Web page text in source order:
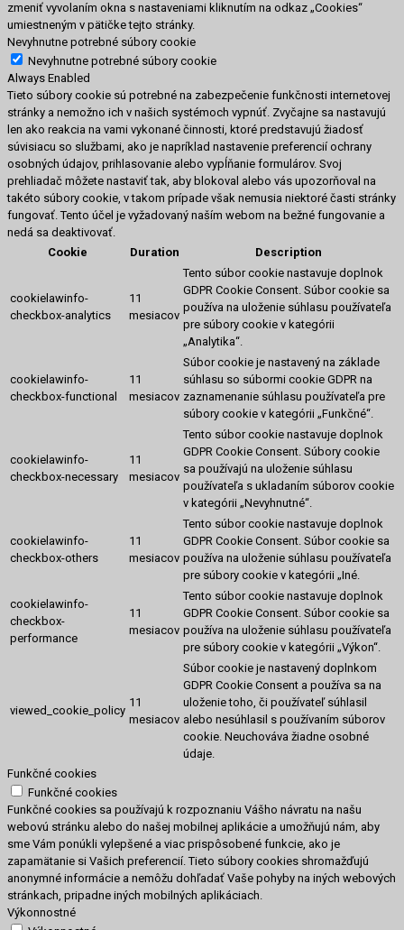
zmeniť vyvolaním okna s nastaveniami kliknutím na odkaz „Cookies“
umiestneným v pätičke tejto stránky.
Nevyhnutne potrebné súbory cookie
Nevyhnutne potrebné súbory cookie
Always Enabled
Tieto súbory cookie sú potrebné na zabezpečenie funkčnosti internetovej
stránky a nemožno ich v našich systémoch vypnúť. Zvyčajne sa nastavujú
len ako reakcia na vami vykonané činnosti, ktoré predstavujú žiadosť
súvisiacu so službami, ako je napríklad nastavenie preferencií ochrany
osobných údajov, prihlasovanie alebo vypĺňanie formulárov. Svoj
prehliadač môžete nastaviť tak, aby blokoval alebo vás upozorňoval na
takéto súbory cookie, v takom prípade však nemusia niektoré časti stránky
fungovať. Tento účel je vyžadovaný naším webom na bežné fungovanie a
nedá sa deaktivovať.
Cookie
Duration Description
cookielawinfo-
checkbox-analytics
11
mesiacov
Tento súbor cookie nastavuje doplnok
GDPR Cookie Consent. Súbor cookie sa
používa na uloženie súhlasu používateľa
pre súbory cookie v kategórii
„Analytika“.
cookielawinfo-
checkbox-functional
11
mesiacov
Súbor cookie je nastavený na základe
súhlasu so súbormi cookie GDPR na
zaznamenanie súhlasu používateľa pre
súbory cookie v kategórii „Funkčné“.
cookielawinfo-
checkbox-necessary
11
mesiacov
Tento súbor cookie nastavuje doplnok
GDPR Cookie Consent. Súbory cookie
sa používajú na uloženie súhlasu
používateľa s ukladaním súborov cookie
v kategórii „Nevyhnutné“.
cookielawinfo-
checkbox-others
11
mesiacov
Tento súbor cookie nastavuje doplnok
GDPR Cookie Consent. Súbor cookie sa
používa na uloženie súhlasu používateľa
pre súbory cookie v kategórii „Iné.
cookielawinfo-
checkbox-
performance
11
mesiacov
Tento súbor cookie nastavuje doplnok
GDPR Cookie Consent. Súbor cookie sa
používa na uloženie súhlasu používateľa
pre súbory cookie v kategórii „Výkon“.
viewed_cookie_policy
11
mesiacov
Súbor cookie je nastavený doplnkom
GDPR Cookie Consent a používa sa na
uloženie toho, či používateľ súhlasil
alebo nesúhlasil s používaním súborov
cookie. Neuchováva žiadne osobné
údaje.
Funkčné cookies
Funkčné cookies
Funkčné cookies sa používajú k rozpoznaniu Vášho návratu na našu
webovú stránku alebo do našej mobilnej aplikácie a umožňujú nám, aby
sme Vám ponúkli vylepšené a viac prispôsobené funkcie, ako je
zapamätanie si Vašich preferencií. Tieto súbory cookies shromažďujú
anonymné informácie a nemôžu dohľadať Vaše pohyby na iných webových
stránkach, pripadne iných mobilných aplikáciach.
Výkonnostné